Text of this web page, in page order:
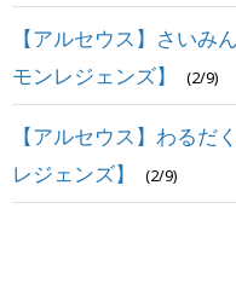
【アルセウス】さいみ
モンレジェンズ】
(2/9)
【アルセウス】わるだ
レジェンズ】
(2/9)